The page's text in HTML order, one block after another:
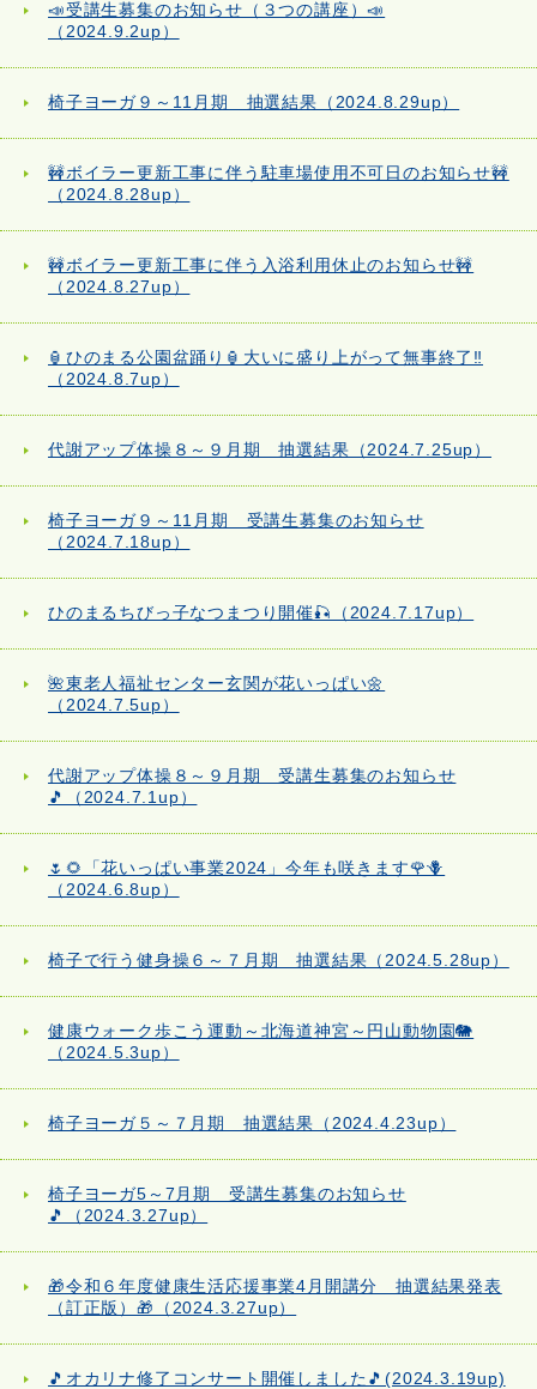
📣受講生募集のお知らせ（３つの講座）📣
（2024.9.2up）
椅子ヨーガ９～11月期 抽選結果（2024.8.29up）
🚧ボイラー更新工事に伴う駐車場使用不可日のお知らせ🚧
（2024.8.28up）
🚧ボイラー更新工事に伴う入浴利用休止のお知らせ🚧
（2024.8.27up）
🏮ひのまる公園盆踊り🏮大いに盛り上がって無事終了‼
（2024.8.7up）
代謝アップ体操８～９月期 抽選結果（2024.7.25up）
椅子ヨーガ９～11月期 受講生募集のお知らせ
（2024.7.18up）
ひのまるちびっ子なつまつり開催🎣（2024.7.17up）
🌺東老人福祉センター玄関が花いっぱい🌼
（2024.7.5up）
代謝アップ体操８～９月期 受講生募集のお知らせ
🎵（2024.7.1up）
🌷🌻「花いっぱい事業2024」今年も咲きます🌹🪻
（2024.6.8up）
椅子で行う健身操６～７月期 抽選結果（2024.5.28up）
健康ウォーク歩こう運動～北海道神宮～円山動物園🐘
（2024.5.3up）
椅子ヨーガ５～７月期 抽選結果（2024.4.23up）
椅子ヨーガ5～7月期 受講生募集のお知らせ
🎵（2024.3.27up）
🎁令和６年度健康生活応援事業4月開講分 抽選結果発表
（訂正版）🎁（2024.3.27up）
🎵オカリナ修了コンサート開催しました🎵(2024.3.19up)